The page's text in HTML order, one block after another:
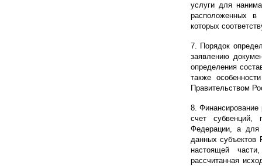
услуги для
расположенных в
которых
7. Порядок
заявлению
определения
также
Правительством
8. Финансирование
счет субвенций,
Федерации, а для
данных субъектов
настоящей
рассчитанная